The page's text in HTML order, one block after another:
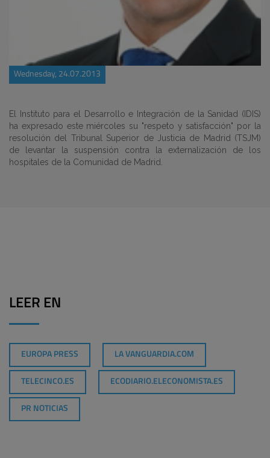
Wednesday, 24.07.2013
El Instituto para el Desarrollo e Integración de la Sanidad (IDIS)
ha expresado este miércoles su "respeto y satisfacción" por la
resolución del Tribunal Superior de Justicia de Madrid (TSJM)
de levantar la suspensión contra la externalización de los
hospitales de la Comunidad de Madrid.
LEER EN
EUROPA PRESS LA VANGUARDIA.COM
TELECINCO.ES ECODIARIO.ELECONOMISTA.ES
PR NOTICIAS